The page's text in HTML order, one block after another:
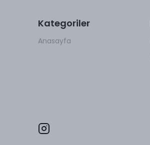
Kategoriler
Anasayfa